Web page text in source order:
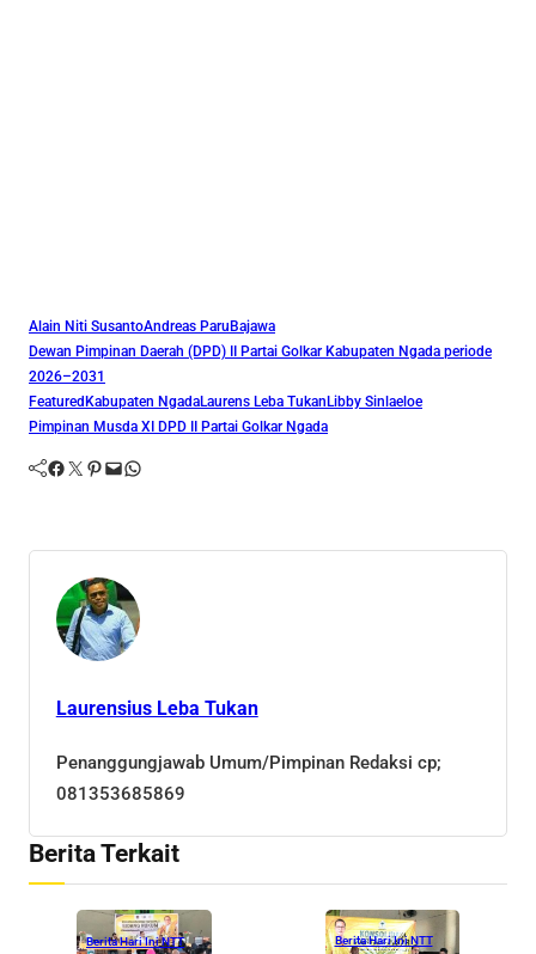
Alain Niti SusantoAndreas ParuBajawa
Dewan Pimpinan Daerah (DPD) II Partai Golkar Kabupaten Ngada periode
2026–2031
FeaturedKabupaten NgadaLaurens Leba TukanLibby Sinlaeloe
Pimpinan Musda XI DPD II Partai Golkar Ngada
Facebook Twitter Pinterest Mail WhatsApp
Laurensius Leba Tukan
Penanggungjawab Umum/Pimpinan Redaksi cp;
081353685869
Berita Terkait
Berita Hari Ini NTT Berita Hari Ini NTT